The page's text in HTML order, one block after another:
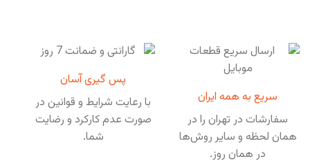
سریع به همه ایران
سفارشات در تهران را در
همان لحظه و سایر روش‌ها
در همان روز.
پس گیری آسان
با رعایت شرایط و قوانین در
صورت عدم کارکرد و رضایت
شما.